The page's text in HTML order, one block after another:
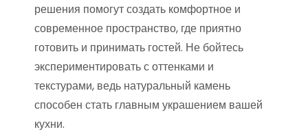
решения помогут создать комфортное и
современное пространство, где приятно
готовить и принимать гостей. Не бойтесь
экспериментировать с оттенками и
текстурами, ведь натуральный камень
способен стать главным украшением вашей
кухни.